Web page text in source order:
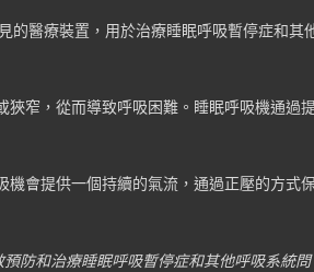
醫療裝置，用於治療睡眠呼吸暫停症和其
窄，從而導致呼吸困難。睡眠呼吸機通過提
會提供一個持續的氣流，通過正壓的方式
防和治療睡眠呼吸暫停症和其他呼吸系統問